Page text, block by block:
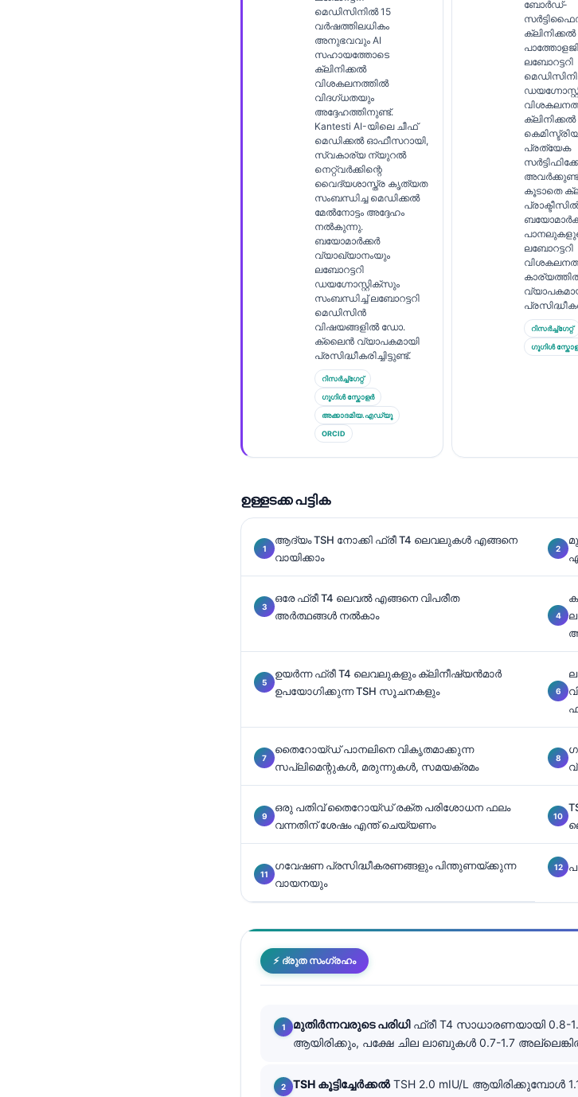
മെഡിസിനിൽ 15
വർഷത്തിലധികം
അനുഭവവും AI
സഹായത്തോടെ
ക്ലിനിക്കൽ
വിശകലനത്തിൽ
വിദഗ്ധതയും
അദ്ദേഹത്തിനുണ്ട്.
Kantesti AI-യിലെ ചീഫ്
മെഡിക്കൽ ഓഫീസറായി,
സ്വകാര്യ ന്യുറൽ
നെറ്റ്‌വർക്കിന്റെ
വൈദ്യശാസ്ത്ര കൃത്യത
സംബന്ധിച്ച മെഡിക്കൽ
മേൽനോട്ടം അദ്ദേഹം
നൽകുന്നു.
ബയോമാർക്കർ
വ്യാഖ്യാനംയും
ലബോറട്ടറി
ഡയഗ്നോസ്റ്റിക്സും
സംബന്ധിച്ച് ലബോറട്ടറി
മെഡിസിൻ
വിഷയങ്ങളിൽ ഡോ.
ക്ലൈൻ വ്യാപകമായി
പ്രസിദ്ധീകരിച്ചിട്ടുണ്ട്.
റിസർച്ച്ഗേറ്റ്
ഗൂഗിൾ സ്കോളർ
അക്കാദമിയ.എഡ്യൂ
ORCID
ബോർഡ്-
ക്ലിനിക്കൽ
ലബോറട്ടറി
ക്ലിനിക്കൽ
പ്രത്യേക
കൂടാതെ
ലബോറട്ടറി
റിസർച്ച്ഗേറ്റ്
ഗൂഗിൾ
ഉള്ളടക്ക പട്ടിക
ആദ്യം TSH നോക്കി ഫ്രീ T4 ലെവലുകൾ എങ്ങനെ
വായിക്കാം
ഒരേ ഫ്രീ T4 ലെവൽ എങ്ങനെ വിപരീത
അർത്ഥങ്ങൾ നൽകാം
ഉയർന്ന ഫ്രീ T4 ലെവലുകളും ക്ലിനീഷ്യൻമാർ
ഉപയോഗിക്കുന്ന TSH സൂചനകളും
തൈറോയ്ഡ് പാനലിനെ വികൃതമാക്കുന്ന
സപ്ലിമെന്റുകൾ, മരുന്നുകൾ, സമയക്രമം
ഒരു പതിവ് തൈറോയ്ഡ് രക്ത പരിശോധന ഫലം
വന്നതിന് ശേഷം എന്ത് ചെയ്യണം
ഗവേഷണ പ്രസിദ്ധീകരണങ്ങളും പിന്തുണയ്ക്കുന്ന
വായനയും
⚡ ദ്രുത സംഗ്രഹം
മുതിർന്നവരുടെ പരിധിഫ്രീ T4 സാധാരണയായി 0.8-
ആയിരിക്കും, പക്ഷേ ചില ലാബുകൾ 0.7-1.7
TSH കൂട്ടിച്ചേർക്കൽTSH 2.0 mIU/L ആയിരിക്കുമ്പോൾ